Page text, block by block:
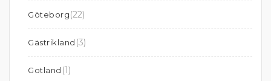
Göteborg(22)
Gästrikland (3)
Gotland (1)